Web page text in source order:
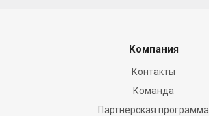
Компания
Контакты
Команда
Партнерская программа